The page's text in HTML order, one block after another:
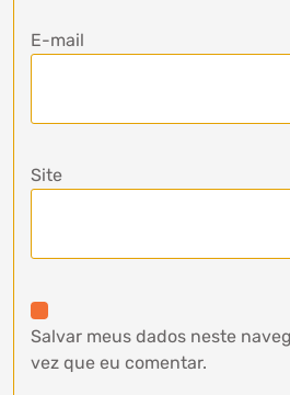
E-mail
Site
Salvar meus dados neste
vez que eu comentar.